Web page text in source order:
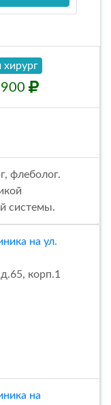
флеболог.
системы.
на ул.
корп.1
на